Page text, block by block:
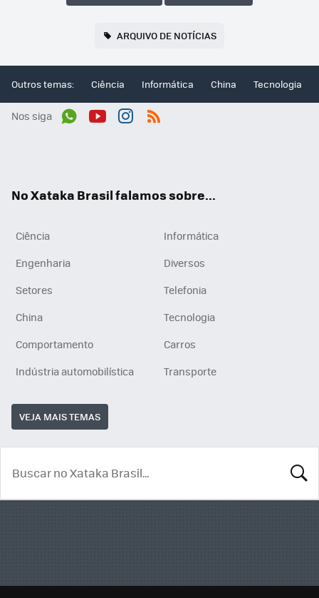
ARQUIVO DE NOTÍCIAS
Outros temas: Ciência Informática China Tecnologia
Nos siga
No Xataka Brasil falamos sobre...
Ciência
Informática
Engenharia
Diversos
Setores
Telefonia
China
Tecnologia
Comportamento
Carros
Indústria automobilística
Transporte
VEJA MAIS TEMAS